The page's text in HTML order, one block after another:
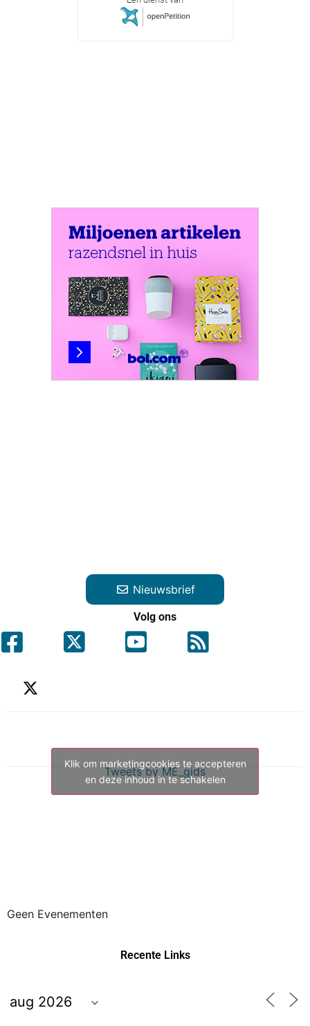
Nieuwsbrief
Volg ons
Tweets by ME_gids
Klik om marketingcookies te accepteren
en deze inhoud in te schakelen
Geen Evenementen
Recente Links